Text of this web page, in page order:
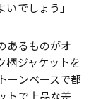
でしょう」
あるものがオ
柄ジャケットを
ーンベースで都
トで上品な差